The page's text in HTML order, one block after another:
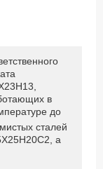
в
до
сталей
а